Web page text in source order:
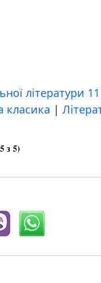
літератури
класика |
5з 5)